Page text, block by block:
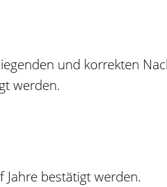
und korrekten
werden.
bestätigt werden.